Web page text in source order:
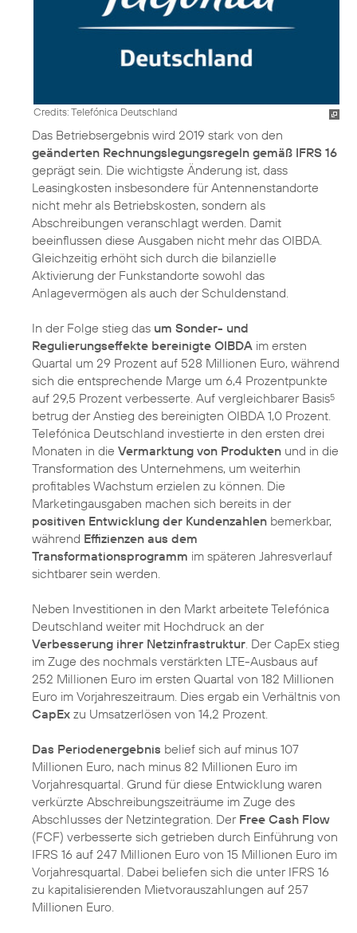
Credits: Telefónica Deutschland
Das Betriebsergebnis wird 2019 stark von den
geänderten Rechnungslegungsregeln gemäß IFRS 16
geprägt sein. Die wichtigste Änderung ist, dass
Leasingkosten insbesondere für Antennenstandorte
nicht mehr als Betriebskosten, sondern als
Abschreibungen veranschlagt werden. Damit
beeinflussen diese Ausgaben nicht mehr das OIBDA.
Gleichzeitig erhöht sich durch die bilanzielle
Aktivierung der Funkstandorte sowohl das
Anlagevermögen als auch der Schuldenstand.
In der Folge stieg das um Sonder- und
Regulierungseffekte bereinigte OIBDA im ersten
Quartal um 29 Prozent auf 528 Millionen Euro, während
sich die entsprechende Marge um 6,4 Prozentpunkte
auf 29,5 Prozent verbesserte. Auf vergleichbarer Basis5
betrug der Anstieg des bereinigten OIBDA 1,0 Prozent.
Telefónica Deutschland investierte in den ersten drei
Monaten in die Vermarktung von Produkten und in die
Transformation des Unternehmens, um weiterhin
profitables Wachstum erzielen zu können. Die
Marketingausgaben machen sich bereits in der
positiven Entwicklung der Kundenzahlen bemerkbar,
während Effizienzen aus dem
Transformationsprogramm im späteren Jahresverlauf
sichtbarer sein werden.
Neben Investitionen in den Markt arbeitete Telefónica
Deutschland weiter mit Hochdruck an der
Verbesserung ihrer Netzinfrastruktur. Der CapEx stieg
im Zuge des nochmals verstärkten LTE-Ausbaus auf
252 Millionen Euro im ersten Quartal von 182 Millionen
Euro im Vorjahreszeitraum. Dies ergab ein Verhältnis von
CapEx zu Umsatzerlösen von 14,2 Prozent.
Das Periodenergebnis belief sich auf minus 107
Millionen Euro, nach minus 82 Millionen Euro im
Vorjahresquartal. Grund für diese Entwicklung waren
verkürzte Abschreibungszeiträume im Zuge des
Abschlusses der Netzintegration. Der Free Cash Flow
(FCF) verbesserte sich getrieben durch Einführung von
IFRS 16 auf 247 Millionen Euro von 15 Millionen Euro im
Vorjahresquartal. Dabei beliefen sich die unter IFRS 16
zu kapitalisierenden Mietvorauszahlungen auf 257
Millionen Euro.